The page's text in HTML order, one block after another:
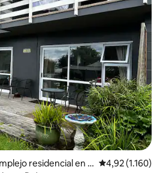
residencial en R Calificación
4,92 (1.160)